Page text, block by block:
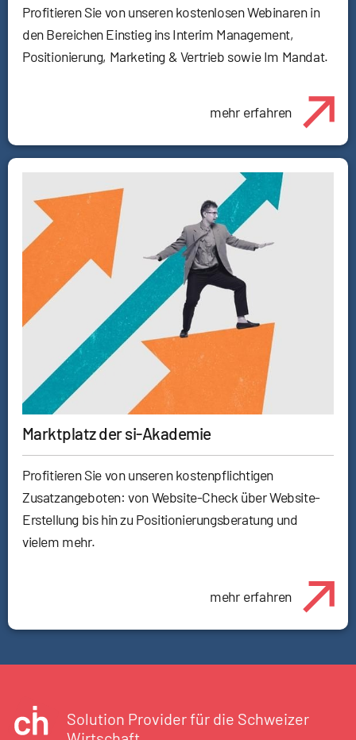
Profitieren Sie von unseren kostenlosen Webinaren in
den Bereichen Einstieg ins Interim Management,
Positionierung, Marketing & Vertrieb sowie Im Mandat.
mehr erfahren
Marktplatz der si-Akademie
Profitieren Sie von unseren kostenpflichtigen
Zusatzangeboten: von Website-Check über Website-
Erstellung bis hin zu Positionierungsberatung und
vielem mehr.
mehr erfahren
Solution Provider für die Schweizer